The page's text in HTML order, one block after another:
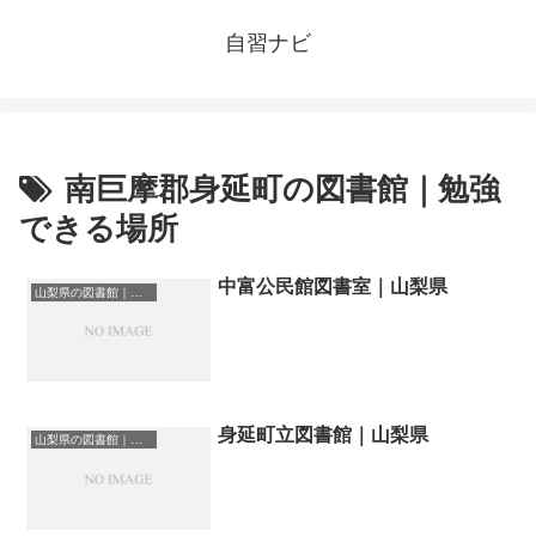
自習ナビ
南巨摩郡身延町の図書館｜勉強
できる場所
中富公民館図書室｜山梨県
山梨県の図書館｜勉強できる場所 身延町立図書館｜山梨県